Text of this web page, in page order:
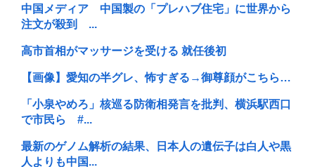
中国メディア 中国製の「プレハブ住宅」に世界から
注文が殺到 ...
高市首相がマッサージを受ける 就任後初
【画像】愛知の半グレ、怖すぎる→御尊顔がこちら…
「小泉やめろ」核巡る防衛相発言を批判、横浜駅西口
で市民ら #...
最新のゲノム解析の結果、日本人の遺伝子は白人や黒
人よりも中国...